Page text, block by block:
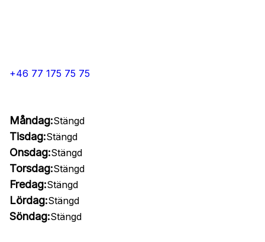
+46 77 175 75 75
Måndag:Stängd
Tisdag:Stängd
Onsdag:Stängd
Torsdag:Stängd
Fredag:Stängd
Lördag:Stängd
Söndag:Stängd